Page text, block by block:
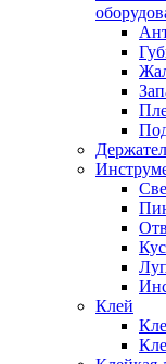
Клей